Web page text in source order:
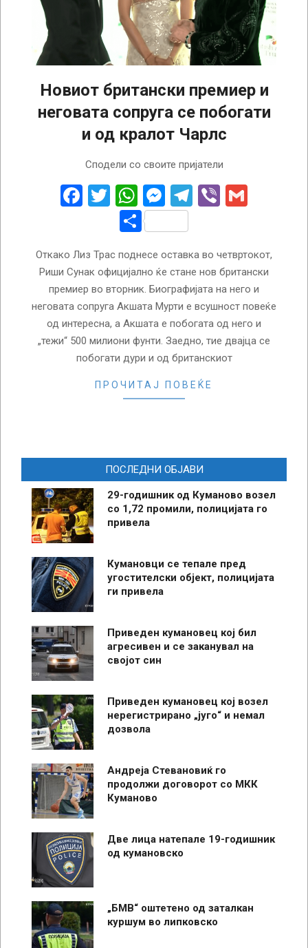
Новиот британски премиер и
неговата сопруга се побогати
и од кралот Чарлс
Сподели со своите пријатели
Facebook
Twitter
WhatsApp
Messenger
Telegram
Viber
Share
Откако Лиз Трас поднесе оставка во четвртокот,
Риши Сунак официјално ќе стане нов британски
премиер во вторник. Биографијата на него и
неговата сопруга Акшата Мурти е всушност повеќе
од интересна, а Акшата е побогата од него и
„тежи“ 500 милиони фунти. Заедно, тие двајца се
побогати дури и од британскиот
ПРОЧИТАЈ ПОВЕЌЕ
ПОСЛЕДНИ ОБЈАВИ
29-годишник од Куманово возел
со 1,72 промили, полицијата го
привела
Кумановци се тепале пред
угостителски објект, полицијата
ги привела
Приведен кумановец кој бил
агресивен и се заканувал на
својот син
Приведен кумановец кој возел
нерегистрирано „југо“ и немал
дозвола
Андреја Стевановиќ го
продолжи договорот со МКК
Куманово
Две лица натепале 19-годишник
од кумановско
„БМВ“ оштетено од заталкан
куршум во липковско